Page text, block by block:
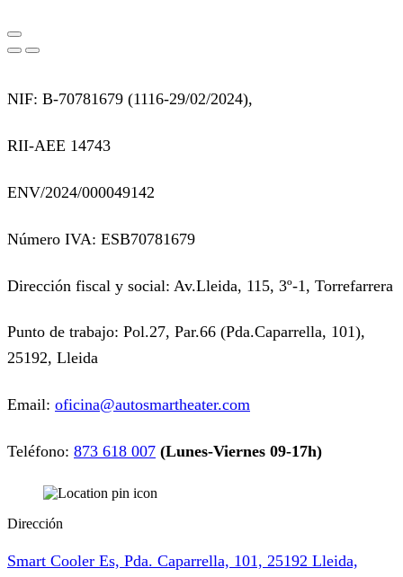
NIF: B-70781679 (1116-29/02/2024),
RII-AEE 14743
ENV/2024/000049142
Número IVA: ESB70781679
Dirección fiscal y social: Av.Lleida, 115, 3º-1, Torrefarrera
Punto de trabajo: Pol.27, Par.66 (Pda.Caparrella, 101),
25192, Lleida
Email: oficina@autosmartheater.com
Teléfono: 873 618 007 (Lunes-Viernes 09-17h)
Dirección
Smart Cooler Es, Pda. Caparrella, 101, 25192 Lleida,